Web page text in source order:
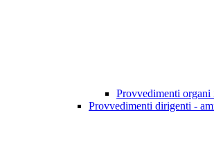
Provvedimenti
Provvedimenti dirigenti -